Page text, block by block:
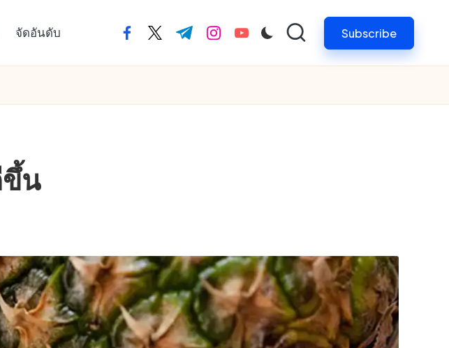
จัดอันดับ facebook.com
twitter.com
t.me instagram.com
youtube.com Subscribe
น